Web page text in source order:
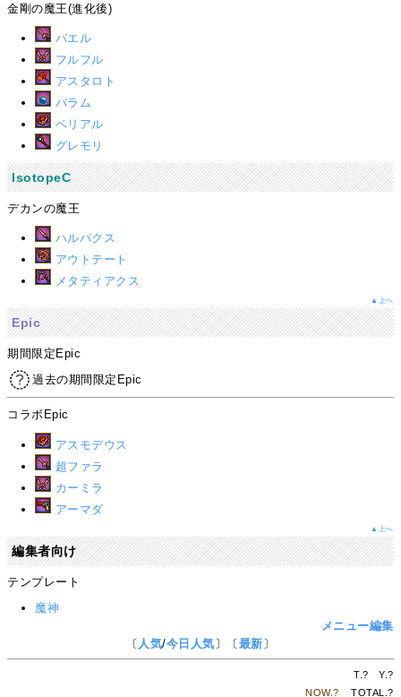
金剛の魔王(進化後)
バエル
フルフル
アスタロト
バラム
ベリアル
グレモリ
IsotopeC
デカンの魔王
ハルパクス
アウトテート
メタティアクス
▲上へ
Epic
期間限定Epic
過去の期間限定Epic
コラボEpic
アスモデウス
超ファラ
カーミラ
アーマダ
▲上へ
編集者向け
テンプレート
魔神
メニュー編集
〔 人気/今日人気〕〔最新〕
T.? Y.?
NOW.? TOTAL.?